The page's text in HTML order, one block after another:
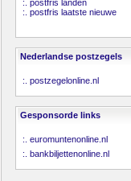
:. postfris landen
:. postfris laatste nieuwe
Nederlandse postzegels
:. postzegelonline.nl
Gesponsorde links
:. euromuntenonline.nl
:. bankbiljettenonline.nl